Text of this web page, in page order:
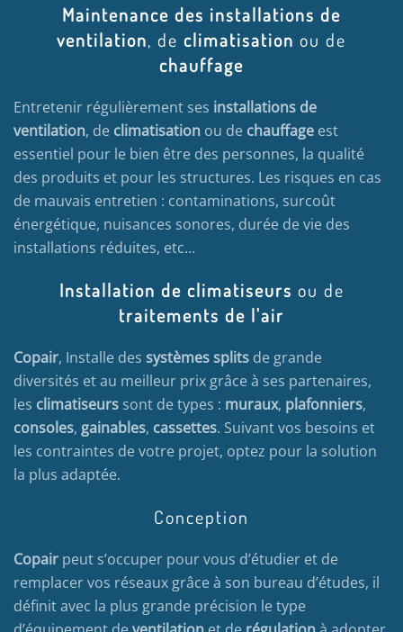
Maintenance des installations de
ventilation, de climatisation ou de
chauffage
Entretenir régulièrement ses installations de
ventilation, de climatisation ou de chauffage est
essentiel pour le bien être des personnes, la qualité
des produits et pour les structures. Les risques en cas
de mauvais entretien : contaminations, surcoût
énergétique, nuisances sonores, durée de vie des
installations réduites, etc…
Installation de climatiseurs ou de
traitements de l'air
Copair, Installe des systèmes splits de grande
diversités et au meilleur prix grâce à ses partenaires,
les climatiseurs sont de types : muraux, plafonniers,
consoles, gainables, cassettes. Suivant vos besoins et
les contraintes de votre projet, optez pour la solution
la plus adaptée.
Conception
Copair peut s’occuper pour vous d’étudier et de
remplacer vos réseaux grâce à son bureau d’études, il
définit avec la plus grande précision le type